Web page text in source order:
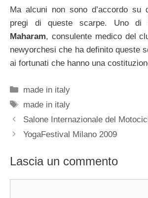
Ma alcuni non sono d’accordo su
pregi di queste scarpe. Uno di
Maharam, consulente medico del
newyorchesi che ha definito queste
ai fortunati che hanno una
Categorie
made in italy
Tag
made in italy
Salone Internazionale del
YogaFestival Milano 2009
Lascia un commento